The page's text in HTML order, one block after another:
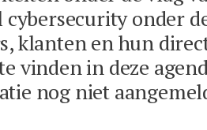
onder
klanten en hun
vinden in deze
nog niet